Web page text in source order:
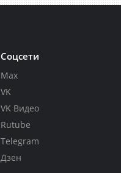
Соцсети
Max
VK
VK Видео
Rutube
Telegram
Дзен